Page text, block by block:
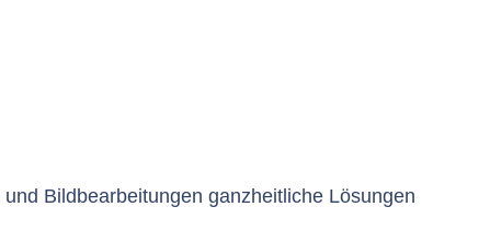
Bildbearbeitungen ganzheitliche Lösungen